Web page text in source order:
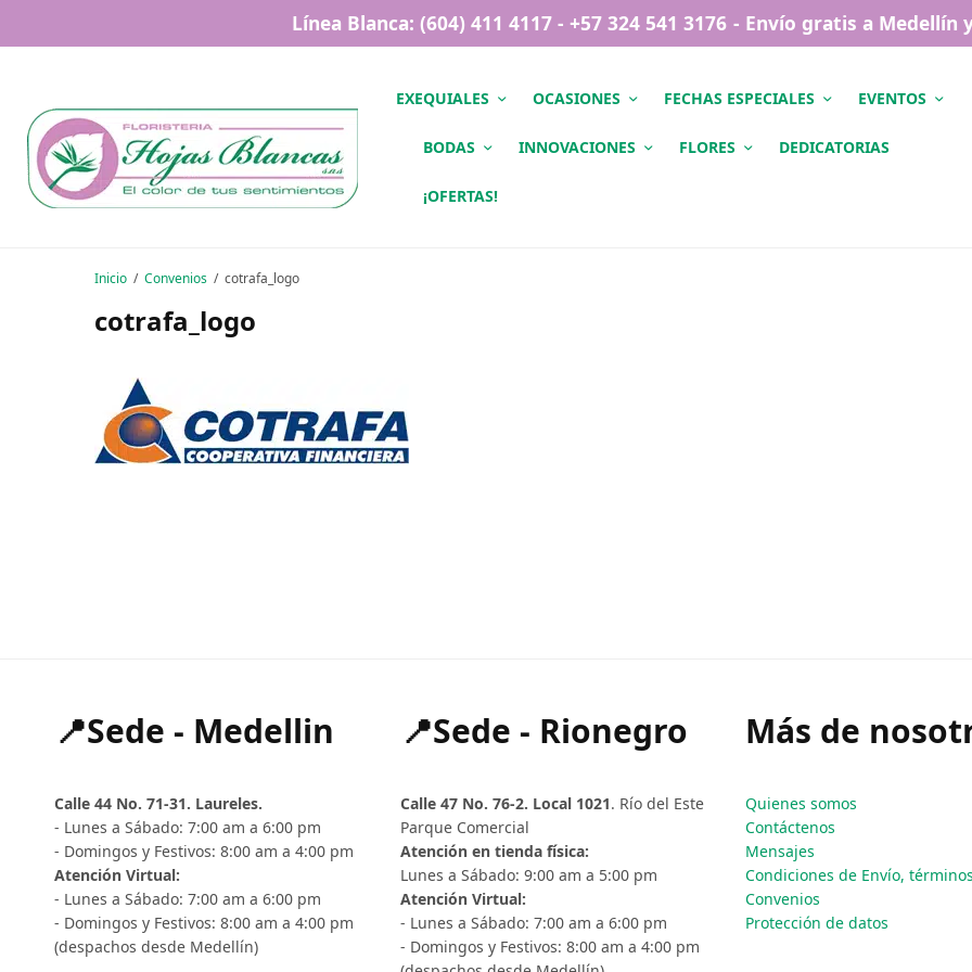
Línea Blanca: (604) 411 4117 - +57 324 541 3176 - Envío gratis a
EXEQUIALES OCASIONES FECHAS ESPECIALES EVENTOS
BODAS INNOVACIONES FLORES DEDICATORIAS
¡OFERTAS!
Inicio Convenios cotrafa_logo
cotrafa_logo
📍Sede - Medellin
Calle 44 No. 71-31. Laureles.
- Lunes a Sábado: 7:00 am a 6:00 pm
- Domingos y Festivos: 8:00 am a 4:00 pm
Atención Virtual:
- Lunes a Sábado: 7:00 am a 6:00 pm
- Domingos y Festivos: 8:00 am a 4:00 pm
(despachos desde Medellín)
📍Sede - Rionegro
Calle 47 No. 76-2. Local 1021. Río del Este
Parque Comercial
Atención en tienda física:
Lunes a Sábado: 9:00 am a 5:00 pm
Atención Virtual:
- Lunes a Sábado: 7:00 am a 6:00 pm
- Domingos y Festivos: 8:00 am a 4:00 pm
Más de
Quienes somos
Contáctenos
Mensajes
Condiciones de Envío,
Convenios
Protección de datos